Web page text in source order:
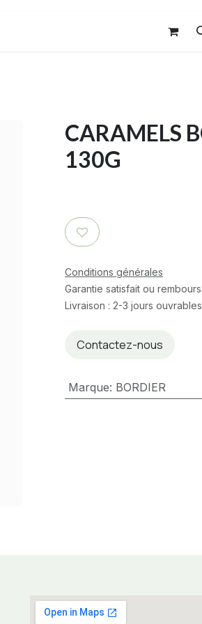
CARAMELS
130G
Conditions générales
Garantie satisfait ou
Livraison : 2-3 jours ouvrables
Contactez-nous
Marque: BORDIER